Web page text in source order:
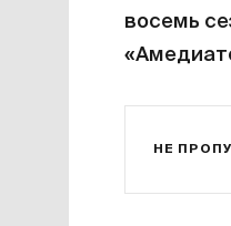
восемь
НЕ